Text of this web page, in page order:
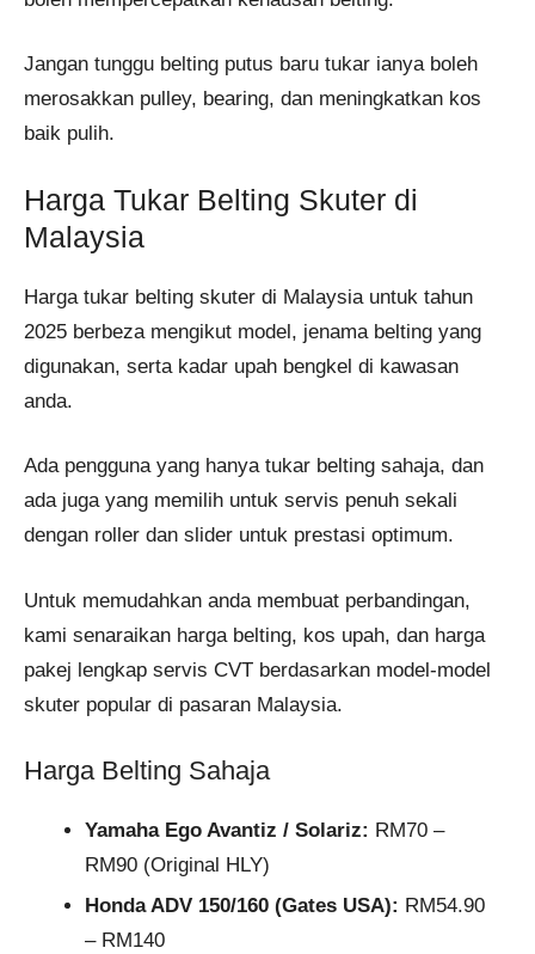
Jangan tunggu belting putus baru tukar ianya boleh
merosakkan pulley, bearing, dan meningkatkan kos
baik pulih.
Harga Tukar Belting Skuter di
Malaysia
Harga tukar belting skuter di Malaysia untuk tahun
2025 berbeza mengikut model, jenama belting yang
digunakan, serta kadar upah bengkel di kawasan
anda.
Ada pengguna yang hanya tukar belting sahaja, dan
ada juga yang memilih untuk servis penuh sekali
dengan roller dan slider untuk prestasi optimum.
Untuk memudahkan anda membuat perbandingan,
kami senaraikan harga belting, kos upah, dan harga
pakej lengkap servis CVT berdasarkan model-model
skuter popular di pasaran Malaysia.
Harga Belting Sahaja
Yamaha Ego Avantiz / Solariz: RM70 –
RM90 (Original HLY)
Honda ADV 150/160 (Gates USA): RM54.90
– RM140